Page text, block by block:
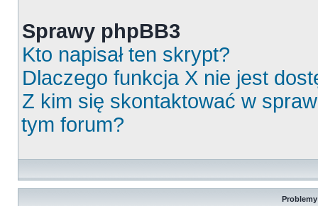
Sprawy phpBB3
Kto napisał ten skrypt?
Dlaczego funkcja X nie jest
Z kim się skontaktować w
tym forum?